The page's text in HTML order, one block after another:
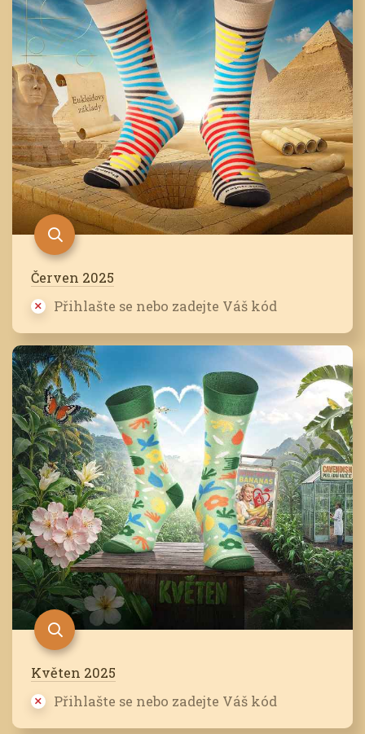
Červen 2025
Přihlašte se nebo zadejte Váš kód
Květen 2025
Přihlašte se nebo zadejte Váš kód